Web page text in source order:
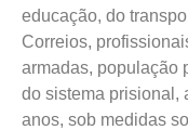
educação, do
Correios,
armadas, população
do sistema prisional,
anos, sob medidas